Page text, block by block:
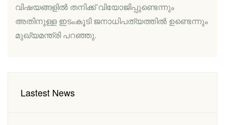
വിഷയങ്ങളിൽ തനിക്ക് വിയോജിപ്പുണ്ടെന്നും
അതിനുള്ള ഇടംകൂടി ജനാധിപത്യത്തിൽ ഉണ്ടെന്നും
മുഖ്യമന്ത്രി പറഞ്ഞു.
Lastest News